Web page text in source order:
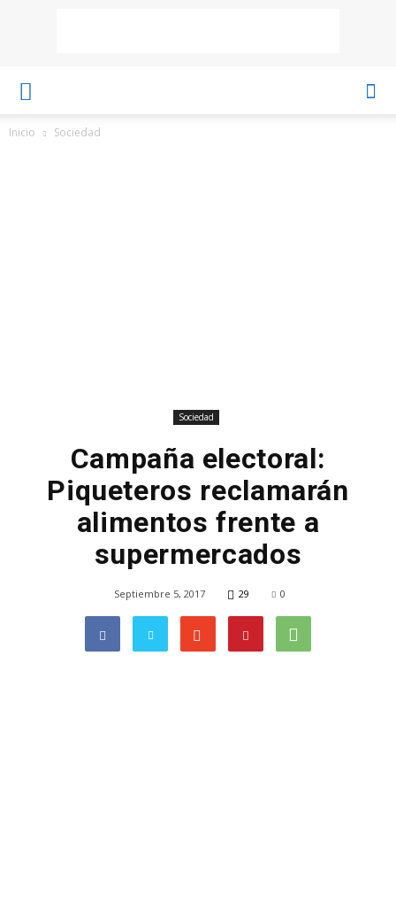
Inicio Sociedad
Sociedad
Campaña electoral:
Piqueteros reclamarán
alimentos frente a
supermercados
Septiembre 5, 2017 29 0